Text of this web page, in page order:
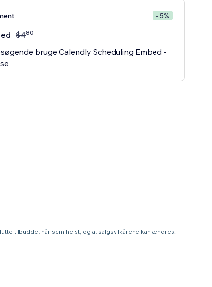
- 5%
$480
bruge Calendly Scheduling Embed -
tilbuddet når som helst, og at salgsvilkårene kan ændres.